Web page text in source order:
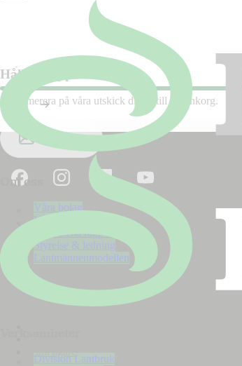
Våra ägare
Nyhet 2026
Håll dig uppdaterad!
Prenumerera på våra utskick direkt till din inkorg.
Ja tack
Om oss
Våra bolag
Våra ägare
Finansiella rapporter
Styrelse & ledning
Lantmännenmodellen
Division Lantbruk